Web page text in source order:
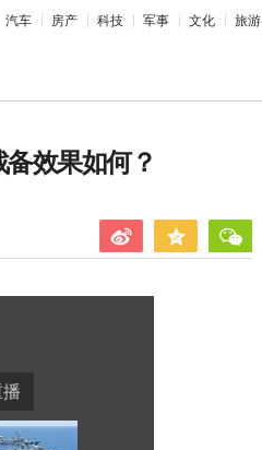
汽车 房产 科技 军事 文化 旅游
效果如何？